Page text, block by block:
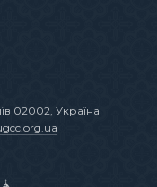
02002, Україна